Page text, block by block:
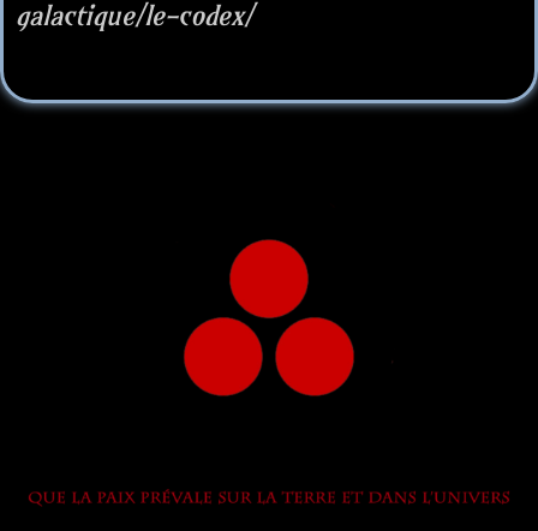
galactique/le-codex/